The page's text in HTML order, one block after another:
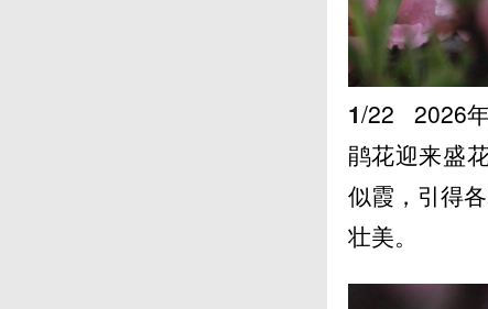
1/22
2026
鹃花迎来盛
似霞，引得
壮美。